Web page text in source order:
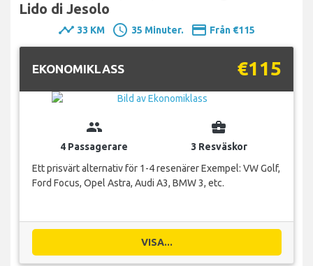
Lido di Jesolo
timeline 33 KM schedule 35 Minuter. payment Från €115
EKONOMIKLASS €115
group
4 Passagerare
business_center
3 Resväskor
Ett prisvärt alternativ för 1-4 resenärer Exempel: VW Golf,
Ford Focus, Opel Astra, Audi A3, BMW 3, etc.
VISA...